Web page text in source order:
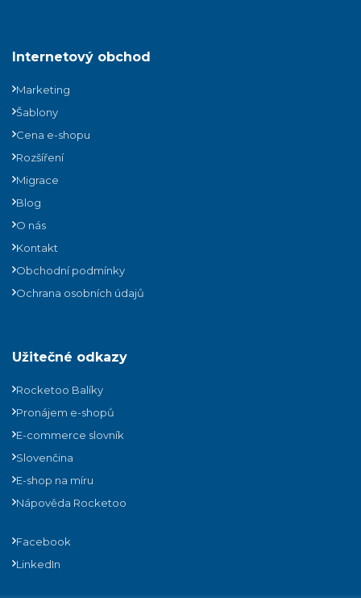
Internetový obchod
Marketing
Šablony
Cena e-shopu
Rozšíření
Migrace
Blog
O nás
Kontakt
Obchodní podmínky
Ochrana osobních údajů
Užitečné odkazy
Rocketoo Balíky
Pronájem e-shopů
E-commerce slovník
Slovenčina
E-shop na míru
Nápověda Rocketoo
Facebook
LinkedIn